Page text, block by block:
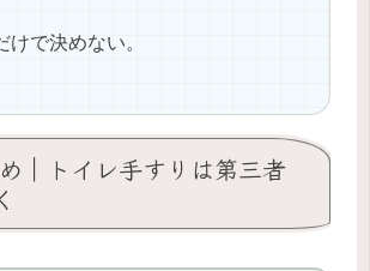
けで決めない。
｜トイレ手すりは第三者